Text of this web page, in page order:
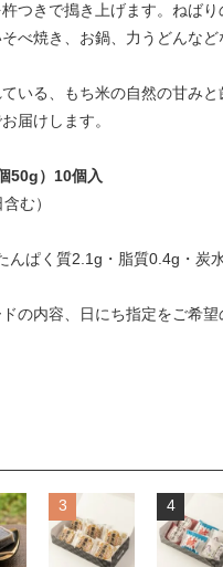
つきで搗き上げます。ねば
べ焼き、お鍋、力うどんな
いる、もち米の自然の甘み
届けします。
50g）10個入
む）
ぱく質2.1g・脂質0.4g・炭
の内容、日にち指定をご希望
3 4